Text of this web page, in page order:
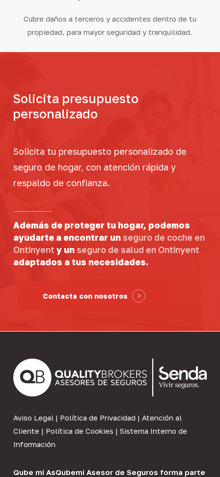
Cubre daños a terceros y accidentes dentro de tu
propiedad, para mayor seguridad y tranquilidad.
Solicita presupuesto
personalizado
Solicita tu presupuesto personalizado de
seguro de hogar, con atención rápida y
respaldo de confianza.
Además de proteger tu hogar, podemos
ayudarte a encontrar un seguro de coche en
Ontinyent y un seguro de salud en Ontinyent
adaptados a tus necesidades.
Contacta con nosotros
Aviso Legal| Política de Privacidad | Atención al
Cliente | Política de Cookies | Sistema Interno de
Información
Qube mi AsQubemi Asesor de Seguros forma parte